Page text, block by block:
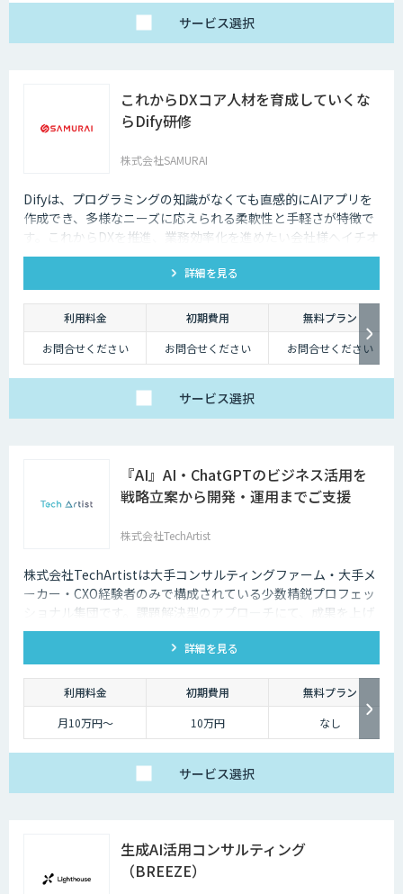
サービス選択
これからDXコア人材を育成していくな
らDify研修
株式会社SAMURAI
Difyは、プログラミングの知識がなくても直感的にAIアプリを
作成でき、多様なニーズに応えられる柔軟性と手軽さが特徴で
す。これからDXを推進、業務効率化を進めたい会社様へイチオ
シの研修です。
詳細を見る
利用料金 初期費用
無料プラン
お問合せください
お問合せください お問合せください
サービス選択
『AI』AI・ChatGPTのビジネス活用を
戦略立案から開発・運用までご支援
株式会社TechArtist
株式会社TechArtistは大手コンサルティングファーム・大手メ
ーカー・CXO経験者のみで構成されている少数精鋭プロフェッ
ショナル集団です。課題解決型のアプローチにて、成果を上げ
るソリューションを『高速』『高品質』『低予算』でご提供可
詳細を見る
利用料金 初期費用
無料プラン
月10万円〜
10万円 なし
サービス選択
生成AI活用コンサルティング
（BREEZE）